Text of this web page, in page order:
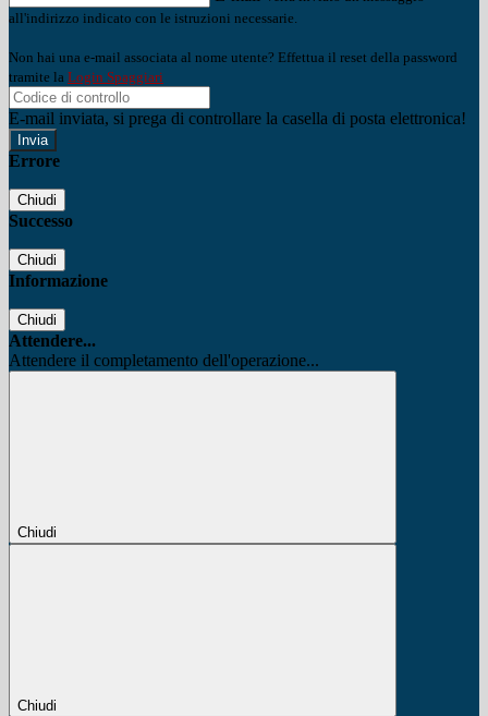
all'indirizzo indicato con le istruzioni necessarie.
Non hai una e-mail associata al nome utente? Effettua il reset della password
tramite la Login Spaggiari
E-mail inviata, si prega di controllare la casella di posta elettronica!
Errore
Chiudi
Successo
Chiudi
Informazione
Chiudi
Attendere...
Attendere il completamento dell'operazione...
Chiudi
Chiudi